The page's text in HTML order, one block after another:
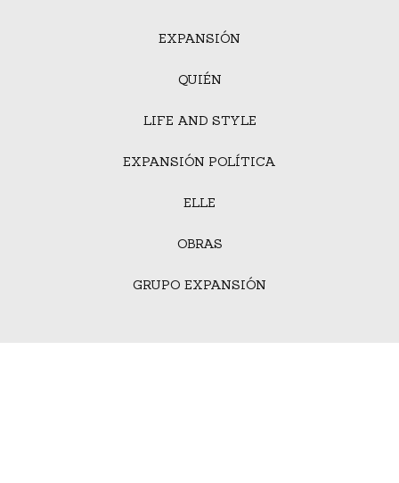
EXPANSIÓN
QUIÉN
LIFE AND STYLE
EXPANSIÓN POLÍTICA
ELLE
OBRAS
GRUPO EXPANSIÓN